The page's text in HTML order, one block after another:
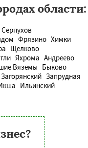
области:
Серпухов
Фрязино Химки
Щелково
Яхрома Андреево
Вяземы Быково
Загорянский Запрудная
Ильинский